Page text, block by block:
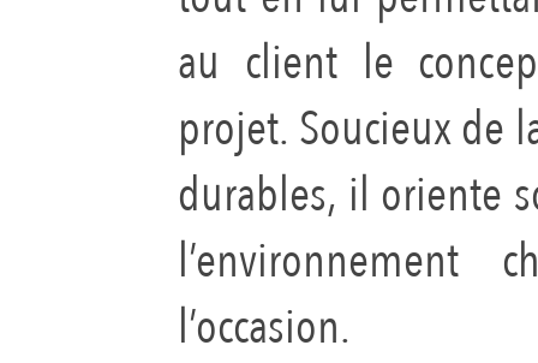
au client le
projet. Soucieux de
durables, il oriente
l’occasion.